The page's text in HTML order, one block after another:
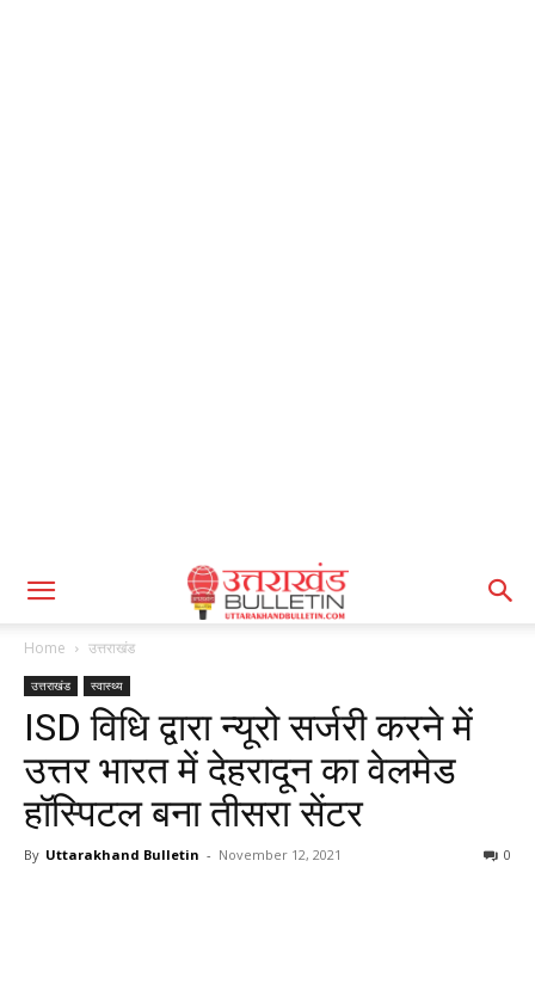
Home उत्तराखंड
उत्तराखंड स्वास्थ्य
ISD विधि द्वारा न्यूरो सर्जरी करने में
उत्तर भारत में देहरादून का वेलमेड
हॉस्पिटल बना तीसरा सेंटर
By Uttarakhand Bulletin - November 12, 2021 0